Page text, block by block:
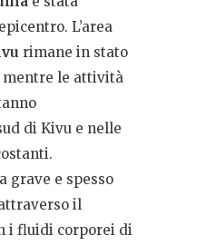
L’area
rimane in stato
mentre le attività
di Kivu e nelle
grave e spesso
il
i fluidi corporei di